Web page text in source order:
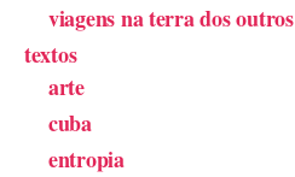
viagens na terra dos outros
textos
arte
cuba
entropia